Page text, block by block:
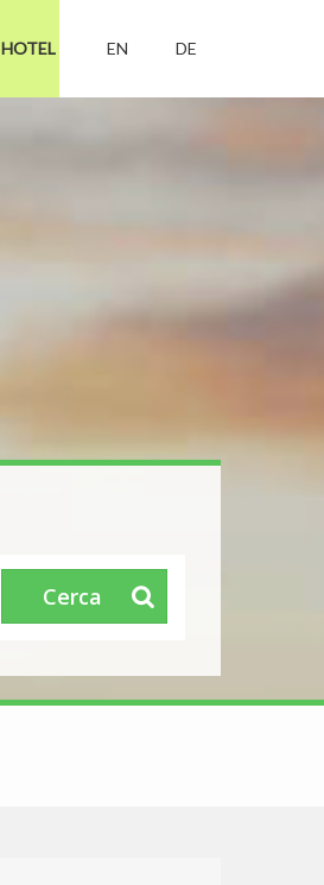
EN DE
Cerca